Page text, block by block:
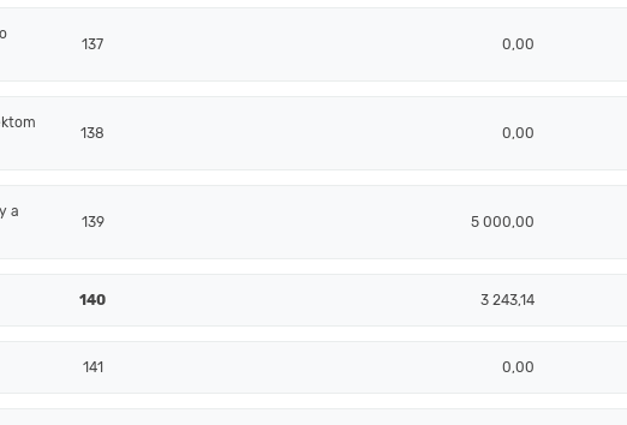
137 0,00
138 0,00
a
139 5 000,00
140 3 243,14
141 0,00